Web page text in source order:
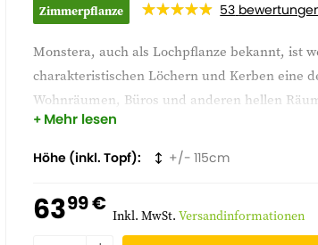
Zimmerpflanze 53
Monstera, auch als Lochpflanze bekannt, ist
charakteristischen Löchern und Kerben eine
Wohnräumen, Büros und anderen hellen
einzigartige Blattstruktur verleiht
kräftigen Wuchses und ihrer einfachen
Pflanzenanfänger als auch für erfahrene
Mehr lesen
Höhe (inkl. Topf) 115
6399 € Inkl. MwSt.Versandinformationen